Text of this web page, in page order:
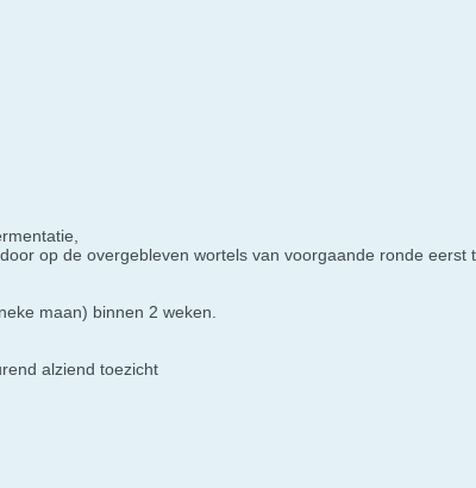
op de overgebleven wortels van voorgaande ronde
maan) binnen 2 weken.
alziend toezicht